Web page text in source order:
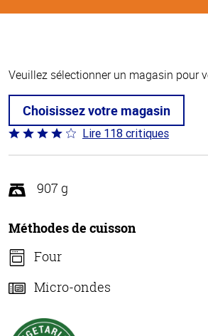
Veuillez sélectionner un magasin pour
Choisissez votre magasin
Coté
4.2 sur
Lire 118 critiques
907 g
Méthodes de cuisson
Four
Micro-ondes